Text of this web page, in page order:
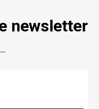
newsletter